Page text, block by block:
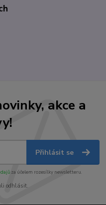
akce a
Přihlásit se
za účelem rozesílky newsletteru.
odhlásit.